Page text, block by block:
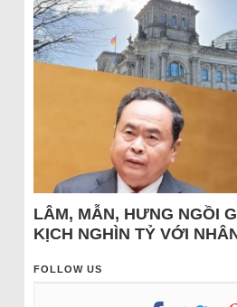
LÂM, MẪN, HƯNG NGỒI
KỊCH NGHÌN TỶ VỚI
FOLLOW US